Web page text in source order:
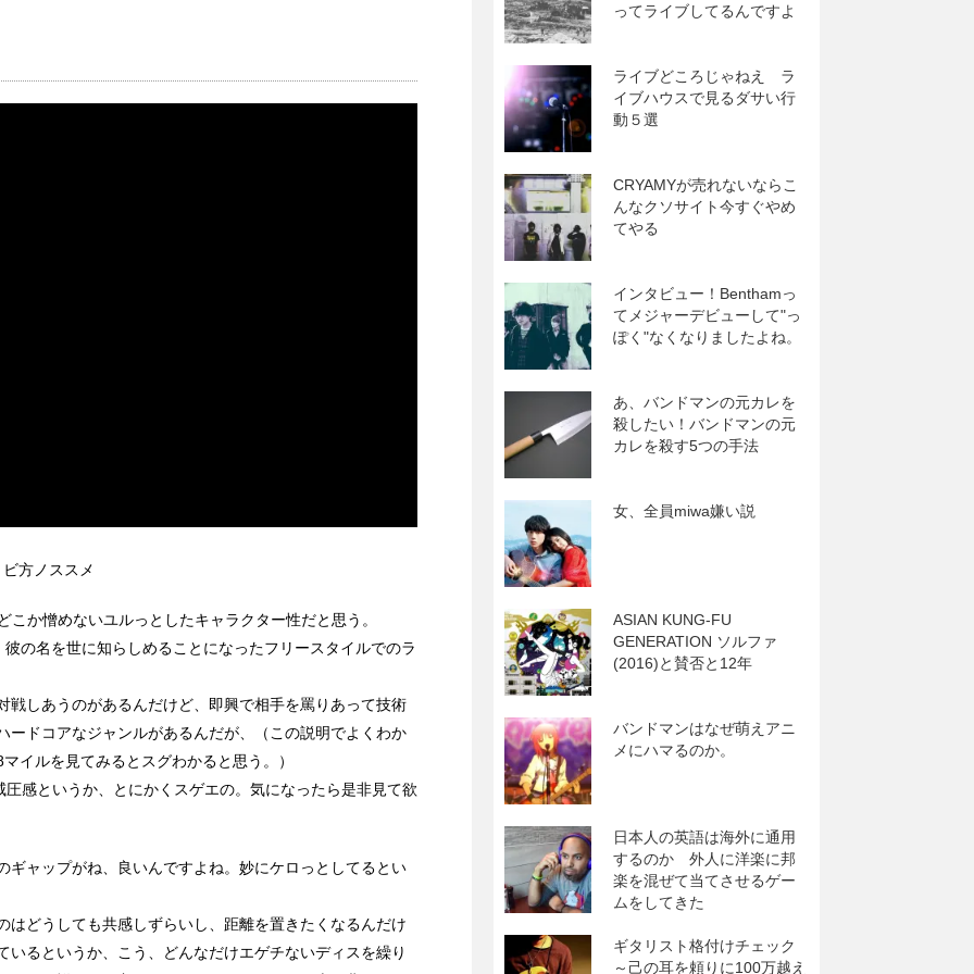
方ノススメ
か憎めないユルっとしたキャラクター性だと思う。
の名を世に知らしめることになったフリースタイルでのラ
戦しあうのがあるんだけど、即興で相手を罵りあって技術
ードコアなジャンルがあるんだが、（この説明でよくわか
イルを見てみるとスグわかると思う。）
感というか、とにかくスゲエの。気になったら是非見て欲
ギャップがね、良いんですよね。妙にケロっとしてるとい
はどうしても共感しずらいし、距離を置きたくなるんだけ
るというか、こう、どんなだけエゲチないディスを繰り
ってライブしてるんですよ
ライブどころじゃねえ ラ
イブハウスで見るダサい行
動５選
CRYAMYが売れないならこ
んなクソサイト今すぐやめ
てやる
インタビュー！Benthamっ
てメジャーデビューして"っ
ぽく"なくなりましたよね。
あ、バンドマンの元カレを
殺したい！バンドマンの元
カレを殺す5つの手法
女、全員miwa嫌い説
ASIAN KUNG-FU
GENERATION ソルファ
(2016)と賛否と12年
バンドマンはなぜ萌えアニ
メにハマるのか。
日本人の英語は海外に通用
するのか 外人に洋楽に邦
楽を混ぜて当てさせるゲー
ムをしてきた
ギタリスト格付けチェック
～己の耳を頼りに100万越え